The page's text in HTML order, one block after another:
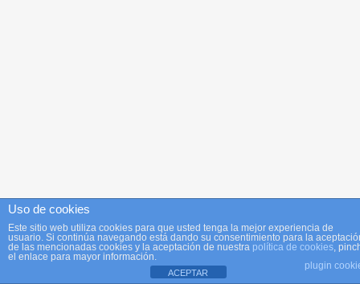
Uso de cookies
Este sitio web utiliza cookies para que usted tenga la mejor experiencia de
usuario. Si continúa navegando está dando su consentimiento para la
de las mencionadas cookies y la aceptación de nuestra política de cookies,
el enlace para mayor información.
plugin
ACEPTAR